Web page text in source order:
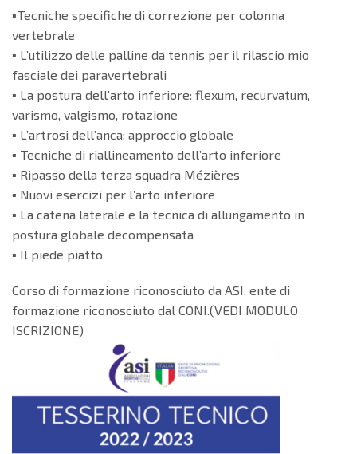
▪️Tecniche specifiche di correzione per colonna
vertebrale
▪️ L’utilizzo delle palline da tennis per il rilascio mio
fasciale dei paravertebrali
▪️ La postura dell’arto inferiore: flexum, recurvatum,
varismo, valgismo, rotazione
▪️ L’artrosi dell’anca: approccio globale
▪️ Tecniche di riallineamento dell’arto inferiore
▪️ Ripasso della terza squadra Mézières
▪️ Nuovi esercizi per l’arto inferiore
▪️ La catena laterale e la tecnica di allungamento in
postura globale decompensata
▪️ Il piede piatto
Corso di formazione riconosciuto da ASI, ente di
formazione riconosciuto dal CONI.(VEDI MODULO
ISCRIZIONE)